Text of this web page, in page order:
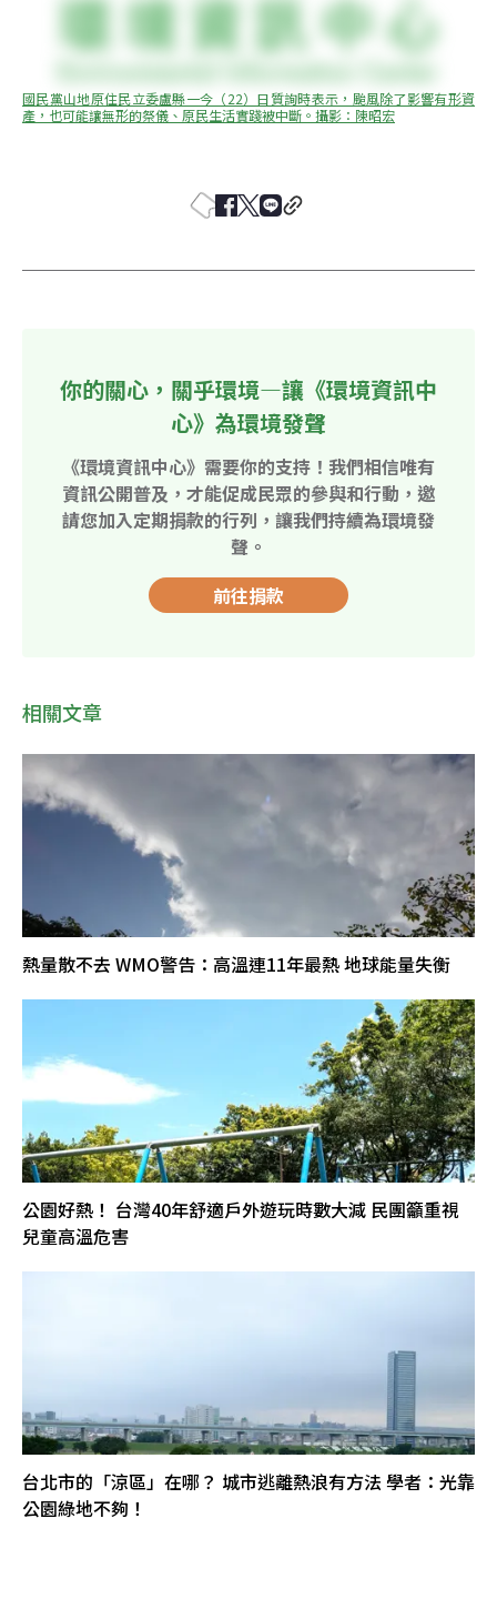
國民黨山地原住民立委盧縣一今（22）日質詢時表示，颱風除了影響有形資
產，也可能讓無形的祭儀、原民生活實踐被中斷。攝影：陳昭宏
你的關心，關乎環境—讓《環境資訊中
心》為環境發聲
《環境資訊中心》需要你的支持！我們相信唯有
資訊公開普及，才能促成民眾的參與和行動，邀
請您加入定期捐款的行列，讓我們持續為環境發
聲。
前往捐款
相關文章
熱量散不去 WMO警告：高溫連11年最熱 地球能量失衡
公園好熱！ 台灣40年舒適戶外遊玩時數大減 民團籲重視
兒童高溫危害
台北市的「涼區」在哪？ 城市逃離熱浪有方法 學者：光靠
公園綠地不夠！